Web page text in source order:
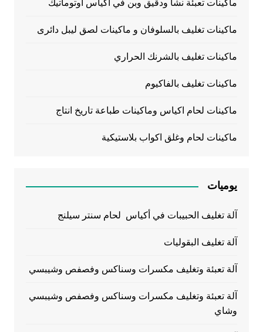
ماكينات تعبئة نشا ودقيق وبن في اكياس اوتوماتيك
ماكينات تغليف بالسلوفان و ماكينات لصق ليبل دائرى
ماكينات تغليف بالشرنك الحراري
ماكينات تغليف بالفاكيوم
ماكينات لحام اكياس وماكينات طباعة تاريخ انتاج
ماكينات لحام وغلق اكواب بلاستيكية
يوميات
آلة تغليف الحبيبات في أكياس لحام سنتر سيلنج
آلة تغليف البقوليات
آلة تعبئة وتغليف مكسرات وسناكس وفصفص وشيبسي
آلة تعبئة وتغليف مكسرات وسناكس وفصفص وشيبسي
وشاي